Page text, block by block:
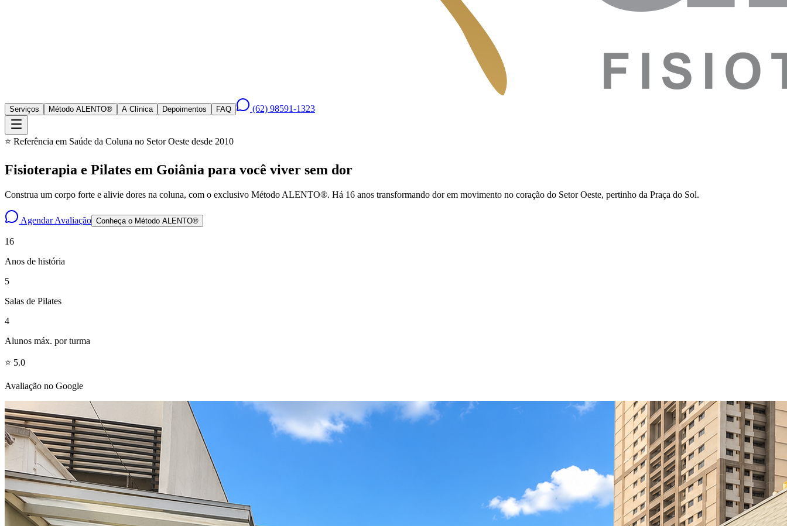
Serviços Método ALENTO® A Clínica Depoimentos FAQ (62) 98591-1323
⭐ Referência em Saúde da Coluna no Setor Oeste desde 2010
Fisioterapia e Pilates em Goiânia para você viver sem dor
Construa um corpo forte e alivie dores na coluna, com o exclusivo Método ALENTO®. Há 16 anos transformando dor em movimento no coração do Setor Oeste, pertinho da Praça do Sol.
Agendar Avaliação Conheça o Método ALENTO®
16
Anos de história
5
Salas de Pilates
4
Alunos máx. por turma
⭐ 5.0
Avaliação no Google